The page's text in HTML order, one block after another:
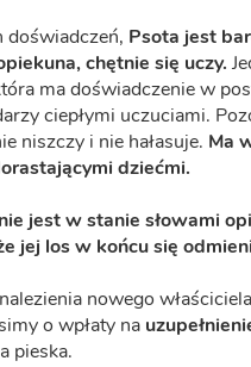
doświadczeń, Psota jest
chętnie się uczy.
ma doświadczenie w
ciepłymi uczuciami.
niszczy i nie hałasuje. Ma
dziećmi.
jest w stanie słowami
jej los w końcu się
nowego
o wpłaty na
pieska.